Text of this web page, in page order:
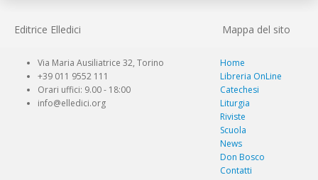
Editrice Elledici Mappa del sito
Via Maria Ausiliatrice 32, Torino
+39 011 9552 111
Orari uffici: 9.00 - 18:00
info@elledici.org
Home
Libreria OnLine
Catechesi
Liturgia
Riviste
Scuola
News
Don Bosco
Contatti